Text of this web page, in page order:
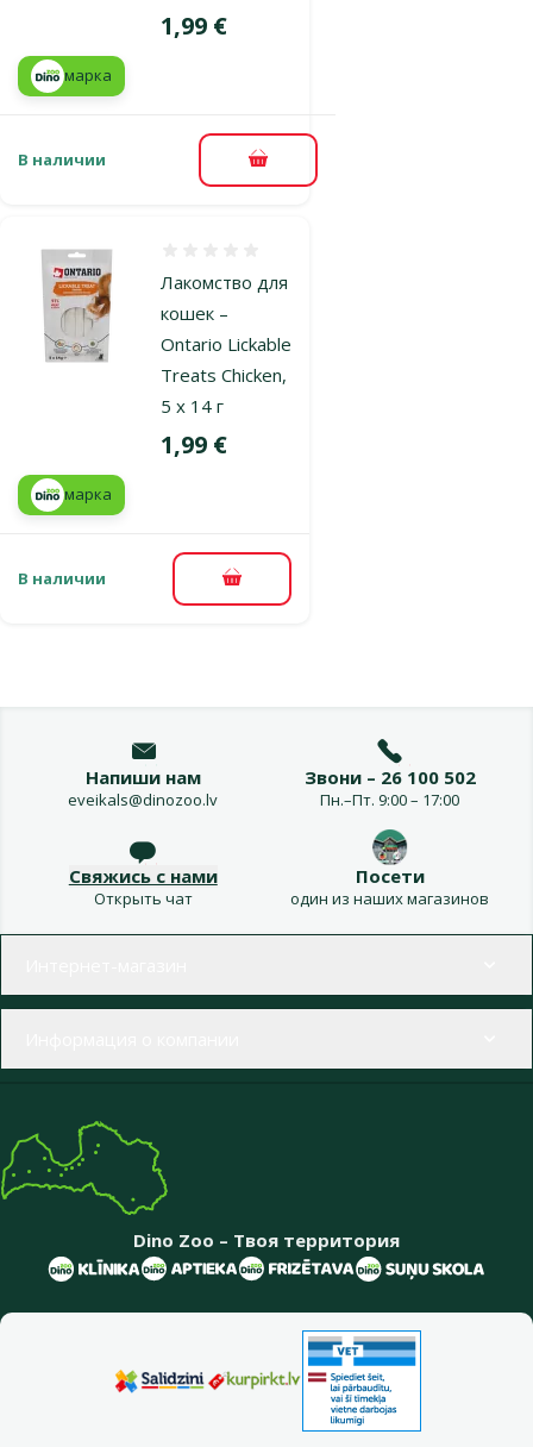
Цена
1,99 €
марка
В наличии В корзину
Лакомство для
кошек –
Ontario Lickable
Treats Chicken,
5 x 14 г
Цена
1,99 €
марка
В наличии В корзину
Напиши нам
eveikals@dinozoo.lv
Звони – 26 100 502
Пн.–Пт. 9:00 – 17:00
Свяжись с нами
Открыть чат
Посети
один из наших магазинов
Dino Zoo – Твоя территория